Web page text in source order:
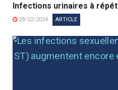
Infections urinaires à
28/02/2024 ARTICLE